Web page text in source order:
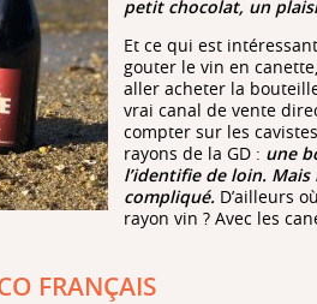
petit chocolat, un
Et ce qui est
gouter le vin en
aller acheter la
vrai canal de vente
compter sur les
rayons de la GD : une
l’identifie de loin. Mais
compliqué. D’ailleurs
rayon vin ? Avec les
FRANÇAIS